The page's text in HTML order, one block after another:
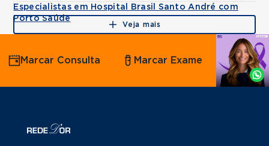
Especialistas em Hospital Brasil Santo André com
Porto Saúde
Veja mais
Agende
por
Whatsapp
Marcar Consulta Marcar Exame